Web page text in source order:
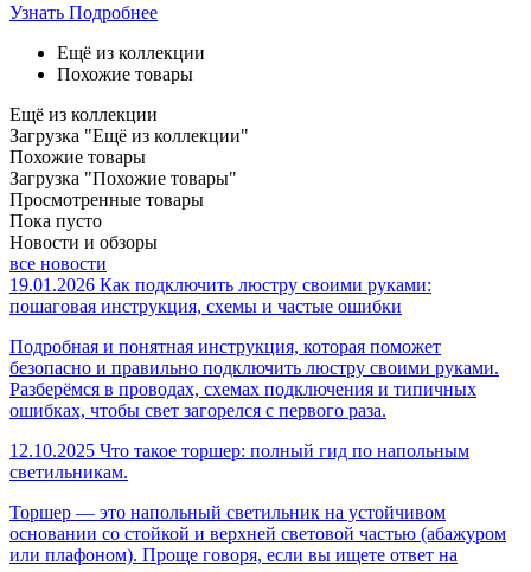
Узнать Подробнее
Ещё из коллекции
Похожие товары
Ещё из коллекции
Загрузка "Ещё из коллекции"
Похожие товары
Загрузка "Похожие товары"
Просмотренные товары
Пока пусто
Новости и обзоры
все новости
19.01.2026 Как подключить люстру своими руками:
пошаговая инструкция, схемы и частые ошибки
Подробная и понятная инструкция, которая поможет
безопасно и правильно подключить люстру своими руками.
Разберёмся в проводах, схемах подключения и типичных
ошибках, чтобы свет загорелся с первого раза.
12.10.2025 Что такое торшер: полный гид по напольным
светильникам.
Торшер — это напольный светильник на устойчивом
основании со стойкой и верхней световой частью (абажуром
или плафоном). Проще говоря, если вы ищете ответ на